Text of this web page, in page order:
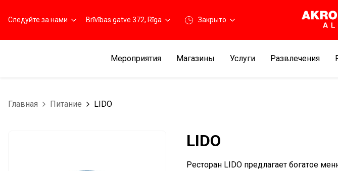
Следуйте за нами Brīvības gatve 372, Rīga Закрыто
Мероприятия Магазины Услуги Развлечения
Главная Питание LIDO
LIDO
Ресторан LIDO предлагает богатое